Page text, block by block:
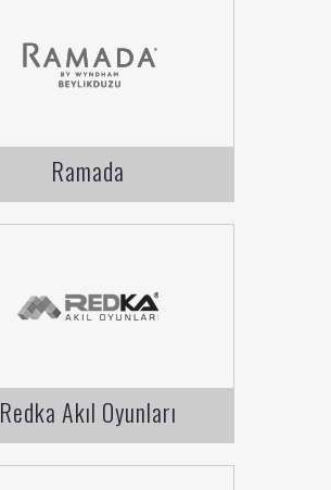
Ramada
Redka Akıl Oyunları